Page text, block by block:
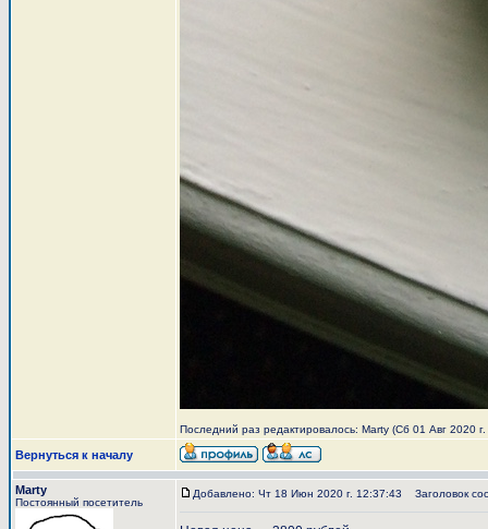
Последний раз редактировалось: Marty (Сб 01 Авг 2020
Вернуться к началу
Marty
Постоянный посетитель
Добавлено: Чт 18 Июн 2020 г. 12:37:43 Заголовок